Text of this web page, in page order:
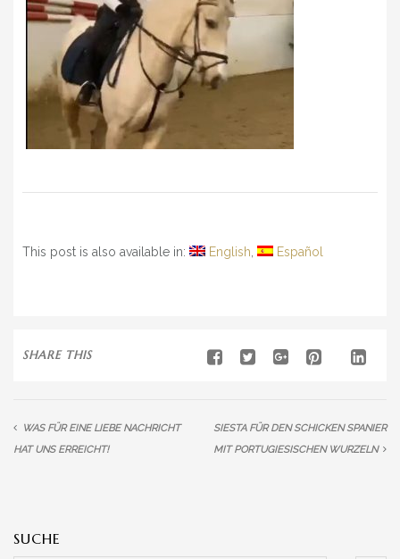
This post is also available in: English Español
SHARE THIS
WAS FÜR EINE LIEBE NACHRICHT
HAT UNS ERREICHT!
SIESTA FÜR DEN SCHICKEN SPANIER
MIT PORTUGIESISCHEN WURZELN
SUCHE